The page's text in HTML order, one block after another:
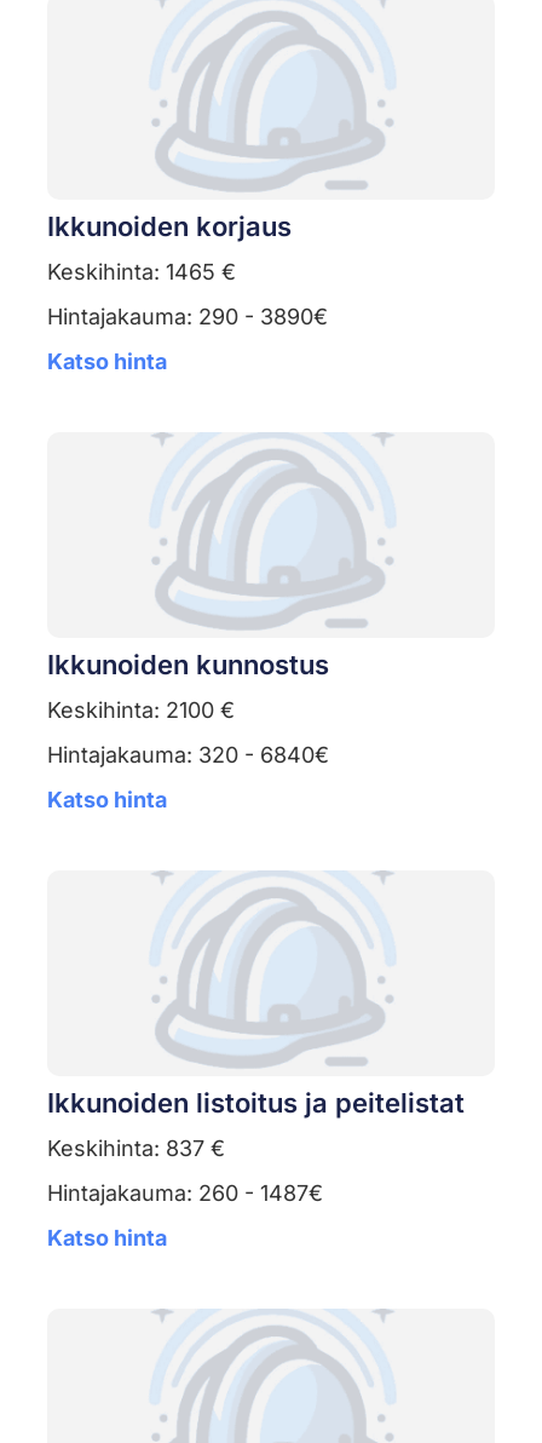
Ikkunoiden korjaus
Keskihinta: 1465 €
Hintajakauma: 290 - 3890€
Katso hinta
Ikkunoiden kunnostus
Keskihinta: 2100 €
Hintajakauma: 320 - 6840€
Katso hinta
Ikkunoiden listoitus ja peitelistat
Keskihinta: 837 €
Hintajakauma: 260 - 1487€
Katso hinta